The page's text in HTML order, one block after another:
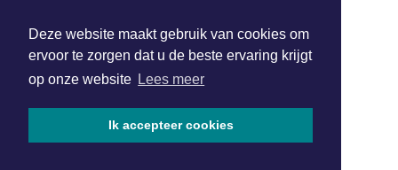
Deze website maakt gebruik van cookies om
ervoor te zorgen dat u de beste ervaring krijgt
op onze website Lees meer
Ik accepteer cookies